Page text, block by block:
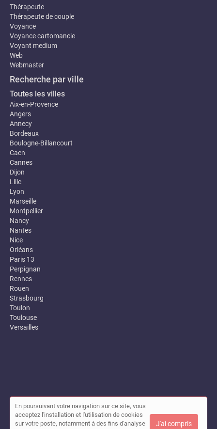
Thérapeute
Thérapeute de couple
Voyance
Voyance cartomancie
Voyant medium
Web
Webmaster
Recherche par ville
Toutes les villes
Aix-en-Provence
Angers
Annecy
Bordeaux
Boulogne-Billancourt
Caen
Cannes
Dijon
Lille
Lyon
Marseille
Montpellier
Nancy
Nantes
Nice
Orléans
Paris 13
Perpignan
Rennes
Rouen
Strasbourg
Toulon
Toulouse
Versailles
© Annuaire des entreprises locales (Garance) 2026 |
Mon compte|Contact
En poursuivant votre navigation sur ce site, vous
acceptez l'installation et l'utilisation de cookies
sur votre poste, notamment à des fins d'analyse
J'ai compris